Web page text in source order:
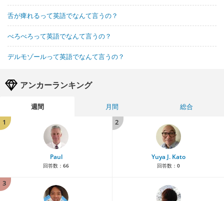
舌が痺れるって英語でなんて言うの？
べろべろって英語でなんて言うの？
デルモゾールって英語でなんて言うの？
アンカーランキング
週間 月間
総合
1
Paul
回答数： 66
2
Yuya J. Kato
回答数： 0
3